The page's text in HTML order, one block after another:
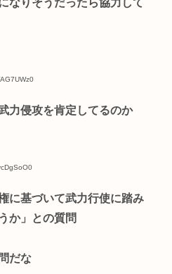
なりそうだったら協力して
力侵攻を肯定してるのか
に基づいて武力行使に踏み
か」との質問
だな